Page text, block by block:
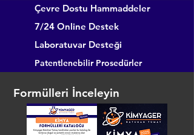
Çevre Dostu Hammaddeler
7/24 Online Destek
Laboratuvar Desteği
Patentlenebilir Prosedürler
Formülleri İnceleyin